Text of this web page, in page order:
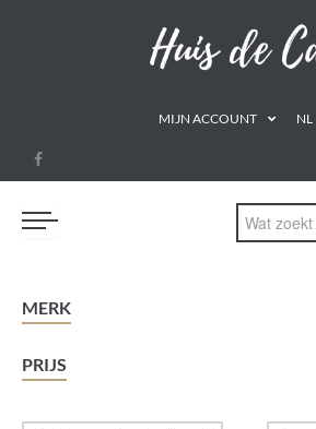
MIJN ACCOUNT NL
PROMOTIES
DRINKEN
MERK
PRIJS